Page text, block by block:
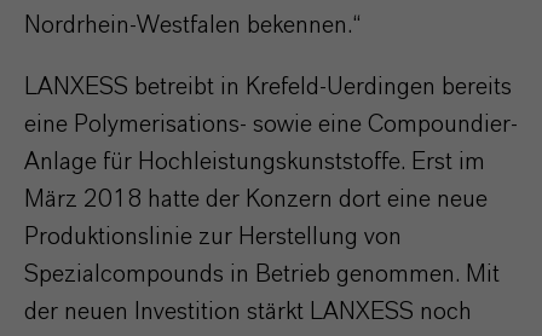
Nordrhein-Westfalen bekennen.“
LANXESS betreibt in Krefeld-Uerdingen bereits
eine Polymerisations- sowie eine Compoundier-
Anlage für Hochleistungskunststoffe. Erst im
März 2018 hatte der Konzern dort eine neue
Produktionslinie zur Herstellung von
Spezialcompounds in Betrieb genommen. Mit
der neuen Investition stärkt LANXESS noch